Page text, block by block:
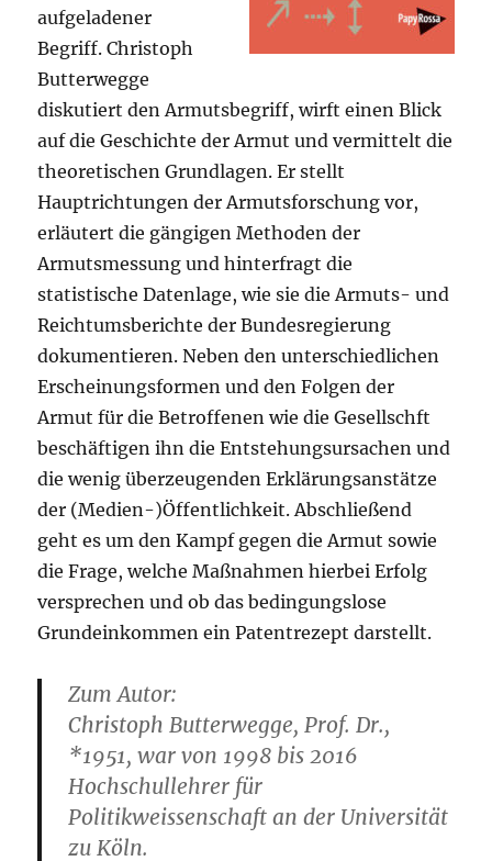
aufgeladener
Begriff. Christoph
Butterwegge
diskutiert den Armutsbegriff, wirft einen Blick
auf die Geschichte der Armut und vermittelt die
theoretischen Grundlagen. Er stellt
Hauptrichtungen der Armutsforschung vor,
erläutert die gängigen Methoden der
Armutsmessung und hinterfragt die
statistische Datenlage, wie sie die Armuts- und
Reichtumsberichte der Bundesregierung
dokumentieren. Neben den unterschiedlichen
Erscheinungsformen und den Folgen der
Armut für die Betroffenen wie die Gesellschft
beschäftigen ihn die Entstehungsursachen und
die wenig überzeugenden Erklärungsanstätze
der (Medien-)Öffentlichkeit. Abschließend
geht es um den Kampf gegen die Armut sowie
die Frage, welche Maßnahmen hierbei Erfolg
versprechen und ob das bedingungslose
Grundeinkommen ein Patentrezept darstellt.
Zum Autor:
Christoph Butterwegge, Prof. Dr.,
*1951, war von 1998 bis 2016
Hochschullehrer für
Politikweissenschaft an der Universität
zu Köln.